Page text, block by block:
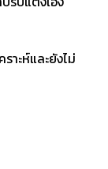
าะห์และยังไม่